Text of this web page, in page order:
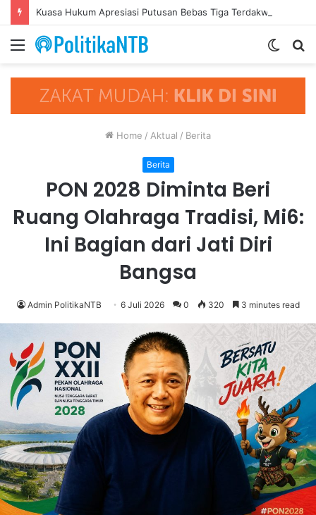
Menu
Switch
Home / Aktual / Berita
Berita
PON 2028 Diminta Beri
Ruang Olahraga Tradisi, Mi6:
Ini Bagian dari Jati Diri
Bangsa
Admin PolitikaNTB 6 Juli 2026 0 320 3 minutes read